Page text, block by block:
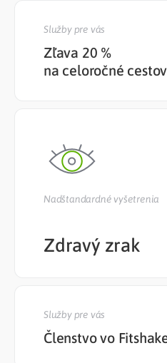
Služby pre vás
Zľava 20 %
na celoročné
Nadštandardné vyšetrenia
Zdravý zrak
Služby pre vás
Členstvo vo